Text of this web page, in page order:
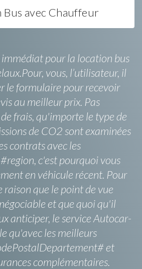
Bus avec Chauffeur
immédiat pour la location bus
vous, l’utilisateur, il
le formulaire pour recevoir
au meilleur prix. Pas
frais, qu'importe le type de
de CO2 sont examinées
contrats avec les
c'est pourquoi vous
en véhicule récent. Pour
raison que le point de vue
et que quoi qu'il
anticiper, le service Autocar-
qu'avec les meilleurs
et
complémentaires.